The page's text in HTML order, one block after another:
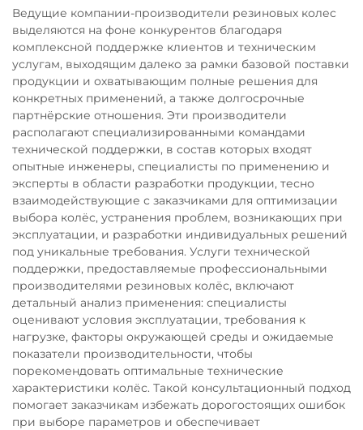
Ведущие компании-производители резиновых колес
выделяются на фоне конкурентов благодаря
комплексной поддержке клиентов и техническим
услугам, выходящим далеко за рамки базовой поставки
продукции и охватывающим полные решения для
конкретных применений, а также долгосрочные
партнёрские отношения. Эти производители
располагают специализированными командами
технической поддержки, в состав которых входят
опытные инженеры, специалисты по применению и
эксперты в области разработки продукции, тесно
взаимодействующие с заказчиками для оптимизации
выбора колёс, устранения проблем, возникающих при
эксплуатации, и разработки индивидуальных решений
под уникальные требования. Услуги технической
поддержки, предоставляемые профессиональными
производителями резиновых колёс, включают
детальный анализ применения: специалисты
оценивают условия эксплуатации, требования к
нагрузке, факторы окружающей среды и ожидаемые
показатели производительности, чтобы
порекомендовать оптимальные технические
характеристики колёс. Такой консультационный подход
помогает заказчикам избежать дорогостоящих ошибок
при выборе параметров и обеспечивает